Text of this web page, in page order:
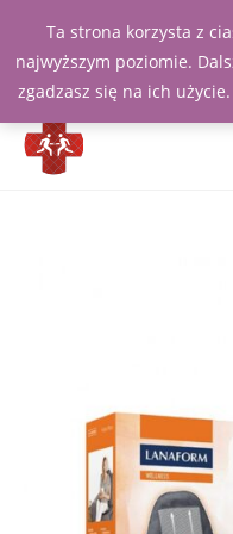
Ta strona korzysta z
najwyższym poziomie.
zgadzasz się na ich